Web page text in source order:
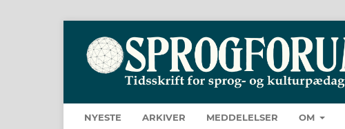
NYESTE ARKIVER MEDDELELSER OM